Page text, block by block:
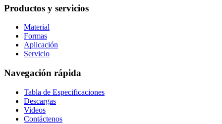
Productos y servicios
Material
Formas
Aplicación
Servicio
Navegación rápida
Tabla de Especificaciones
Descargas
Videos
Contáctenos